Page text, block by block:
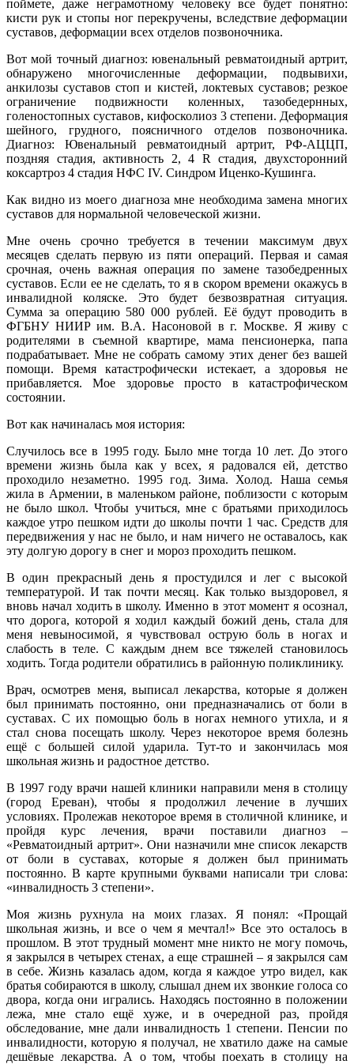
поймете, даже неграмотному человеку все будет понятно:
кисти рук и стопы ног перекручены, вследствие деформации
суставов, деформации всех отделов позвоночника.
Вот мой точный диагноз: ювенальный ревматоидный артрит,
обнаружено многочисленные деформации, подвывихи,
анкилозы суставов стоп и кистей, локтевых суставов; резкое
ограничение подвижности коленных, тазобедернных,
голеностопных суставов, кифосколиоз 3 степени. Деформация
шейного, грудного, поясничного отделов позвоночника.
Диагноз: Ювенальный ревматоидный артрит, РФ-АЦЦП,
поздняя стадия, активность 2, 4 R стадия, двухсторонний
коксартроз 4 стадия НФС IV. Синдром Иценко-Кушинга.
Как видно из моего диагноза мне необходима замена многих
суставов для нормальной человеческой жизни.
Мне очень срочно требуется в течении максимум двух
месяцев сделать первую из пяти операций. Первая и самая
срочная, очень важная операция по замене тазобедренных
суставов. Если ее не сделать, то я в скором времени окажусь в
инвалидной коляске. Это будет безвозвратная ситуация.
Сумма за операцию 580 000 рублей. Её будут проводить в
ФГБНУ НИИР им. В.А. Насоновой в г. Москве. Я живу с
родителями в съемной квартире, мама пенсионерка, папа
подрабатывает. Мне не собрать самому этих денег без вашей
помощи. Время катастрофически истекает, а здоровья не
прибавляется. Мое здоровье просто в катастрофическом
состоянии.
Вот как начиналась моя история:
Случилось все в 1995 году. Было мне тогда 10 лет. До этого
времени жизнь была как у всех, я радовался ей, детство
проходило незаметно. 1995 год. Зима. Холод. Наша семья
жила в Армении, в маленьком районе, поблизости с которым
не было школ. Чтобы учиться, мне с братьями приходилось
каждое утро пешком идти до школы почти 1 час. Средств для
передвижения у нас не было, и нам ничего не оставалось, как
эту долгую дорогу в снег и мороз проходить пешком.
В один прекрасный день я простудился и лег с высокой
температурой. И так почти месяц. Как только выздоровел, я
вновь начал ходить в школу. Именно в этот момент я осознал,
что дорога, которой я ходил каждый божий день, стала для
меня невыносимой, я чувствовал острую боль в ногах и
слабость в теле. С каждым днем все тяжелей становилось
ходить. Тогда родители обратились в районную поликлинику.
Врач, осмотрев меня, выписал лекарства, которые я должен
был принимать постоянно, они предназначались от боли в
суставах. С их помощью боль в ногах немного утихла, и я
стал снова посещать школу. Через некоторое время болезнь
ещё с большей силой ударила. Тут-то и закончилась моя
школьная жизнь и радостное детство.
В 1997 году врачи нашей клиники направили меня в столицу
(город Ереван), чтобы я продолжил лечение в лучших
условиях. Пролежав некоторое время в столичной клинике, и
пройдя курс лечения, врачи поставили диагноз –
«Ревматоидный артрит». Они назначили мне список лекарств
от боли в суставах, которые я должен был принимать
постоянно. В карте крупными буквами написали три слова:
«инвалидность 3 степени».
Моя жизнь рухнула на моих глазах. Я понял: «Прощай
школьная жизнь, и все о чем я мечтал!» Все это осталось в
прошлом. В этот трудный момент мне никто не могу помочь,
я закрылся в четырех стенах, а еще страшней – я закрылся сам
в себе. Жизнь казалась адом, когда я каждое утро видел, как
братья собираются в школу, слышал днем их звонкие голоса со
двора, когда они игрались. Находясь постоянно в положении
лежа, мне стало ещё хуже, и в очередной раз, пройдя
обследование, мне дали инвалидность 1 степени. Пенсии по
инвалидности, которую я получал, не хватило даже на самые
дешёвые лекарства. А о том, чтобы поехать в столицу на